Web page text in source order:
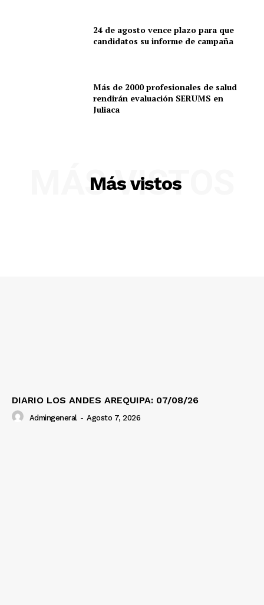
24 de agosto vence plazo para que
candidatos su informe de campaña
Más de 2000 profesionales de salud
rendirán evaluación SERUMS en
Juliaca
Más vistos
MÁS VISTOS
DIARIO LOS ANDES AREQUIPA: 07/08/26
Admingeneral - Agosto 7, 2026